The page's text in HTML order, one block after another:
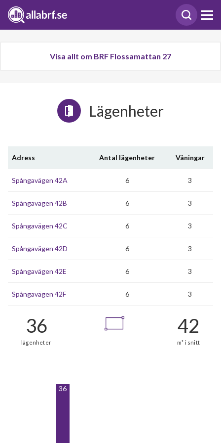
Visa allt om BRF Flossamattan 27
Lägenheter
Adress Antal lägenheter Våningar
Spångavägen 42A 6 3
Spångavägen 42B 6 3
Spångavägen 42C 6 3
Spångavägen 42D 6 3
Spångavägen 42E 6 3
Spångavägen 42F 6 3
36